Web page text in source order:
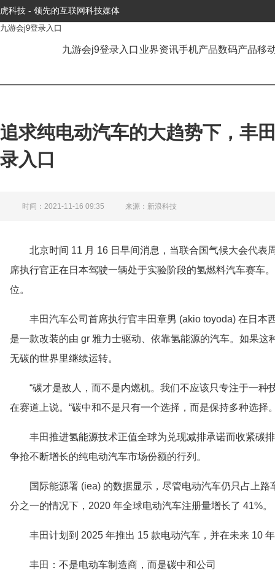
虎科技 - 领先的互联网科技媒体
九游会j9登录入口
九游会j9登录入口 业界资讯手机产品数码产品移
追求纯电动汽车的大趋势下，丰
录入口
时间：2021-11-16 09:35 来源：新浪科技
北京时间 11 月 16 日早间消息，当联合国气候大会代表
席执行官正在日本驾驶一辆处于实验阶段的氢燃料汽车赛车
位。
丰田汽车公司首席执行官丰田章男 (akio toyoda) 在日本
是一款改装的由 gr 雅力士驱动、依靠氢能源的汽车。如果
无碳的世界里继续运转。
“碳才是敌人，而不是内燃机。我们不应该只专注于一
在赛道上说。“碳中和不是只有一个选择，而是保持多种选择
丰田推进氢能源技术正值全球为兑现减排承诺而收紧碳
争抢不断增长的纯电动汽车市场份额的行列。
国际能源署 (iea) 的数据显示，尽管电动汽车仍只占上
分之一的情况下，2020 年全球电动汽车注册量增长了 41%。
丰田计划到 2025 年推出 15 款电动汽车，并在未来 10
丰田：不是电动车制造商，而是碳中和公司